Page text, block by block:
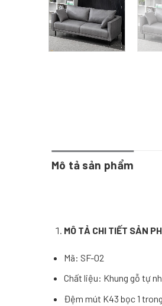
Mô tả sản phẩm
MÔ TẢ CHI TIẾT SẢN PH
Mã: SF-02
Chất liệu: Khung gỗ tự
Đệm mút K43 bọc 1